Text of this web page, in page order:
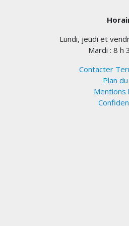
Lundi, jeudi et
Mardi : 8 h
Contacter
Plan
Mentions